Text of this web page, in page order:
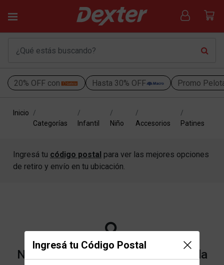
20% OFF con Hasta 30% OFF Promo
Ingresá tu Código Postal
Inicio
Categorías
Infantil Niño Accesorios Patines
Ingresá tu código postal para ver las mejores opciones
de retiro y envío en tu ubicación.
No encontramos resultados para la